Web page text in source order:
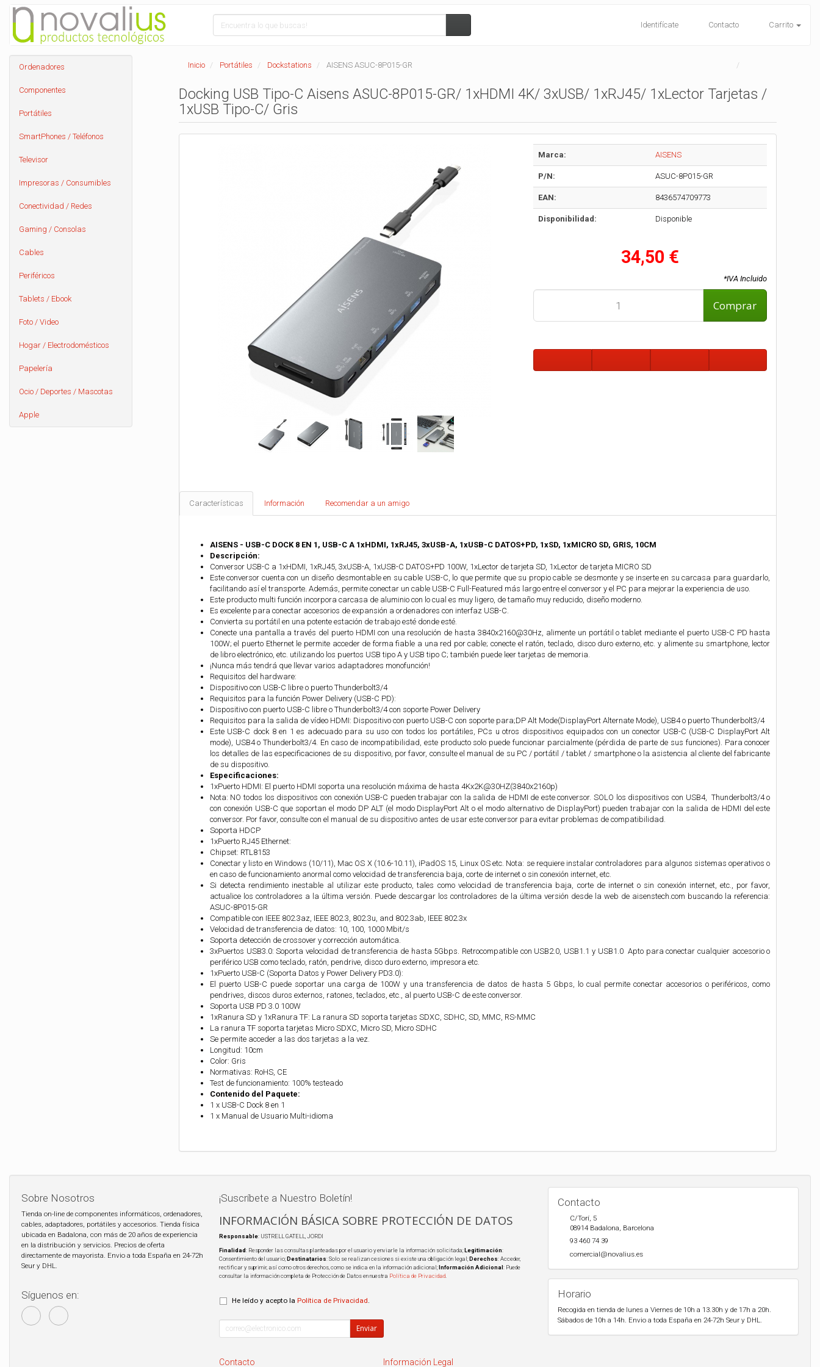
Identifícate Contacto Carrito
Ordenadores
Componentes
Portátiles
SmartPhones / Teléfonos
Televisor
Impresoras / Consumibles
Conectividad / Redes
Gaming / Consolas
Cables
Periféricos
Tablets / Ebook
Foto / Video
Hogar / Electrodomésticos
Papelería
Ocio / Deportes / Mascotas
Apple
Inicio Portátiles Dockstations AISENS ASUC-8P015-GR
Docking USB Tipo-C Aisens ASUC-8P015-GR/ 1xHDMI 4K/ 3xUSB/ 1xRJ45/ 1xLector Tarjetas /
1xUSB Tipo-C/ Gris
Marca: AISENS
P/N: ASUC-8P015-GR
EAN: 8436574709773
Disponibilidad: Disponible
34,50 €
*IVA Incluido
Comprar
Características Información Recomendar a un amigo
AISENS - USB-C DOCK 8 EN 1, USB-C A 1xHDMI, 1xRJ45, 3xUSB-A, 1xUSB-C DATOS+PD, 1xSD, 1xMICRO SD, GRIS, 10CM
Descripción:
Conversor USB-C a 1xHDMI, 1xRJ45, 3xUSB-A, 1xUSB-C DATOS+PD 100W, 1xLector de tarjeta SD, 1xLector de tarjeta MICRO SD
Este conversor cuenta con un diseño desmontable en su cable USB-C, lo que permite que su propio cable se desmonte y se inserte en su carcasa para guardarlo,
facilitando así el transporte. Además, permite conectar un cable USB-C Full-Featured más largo entre el conversor y el PC para mejorar la experiencia de uso.
Este producto multi función incorpora carcasa de aluminio con lo cual es muy ligero, de tamaño muy reducido, diseño moderno.
Es excelente para conectar accesorios de expansión a ordenadores con interfaz USB-C.
Convierta su portátil en una potente estación de trabajo esté donde esté.
Conecte una pantalla a través del puerto HDMI con una resolución de hasta 3840x2160@30Hz, alimente un portátil o tablet mediante el puerto USB-C PD hasta
100W; el puerto Ethernet le permite acceder de forma fiable a una red por cable; conecte el ratón, teclado, disco duro externo, etc. y alimente su smartphone, lector
de libro electrónico, etc. utilizando los puertos USB tipo A y USB tipo C; también puede leer tarjetas de memoria.
¡Nunca más tendrá que llevar varios adaptadores monofunción!
Requisitos del hardware:
Dispositivo con USB-C libre o puerto Thunderbolt3/4
Requisitos para la función Power Delivery (USB-C PD):
Dispositivo con puerto USB-C libre o Thunderbolt3/4 con soporte Power Delivery
Requisitos para la salida de vídeo HDMI: Dispositivo con puerto USB-C con soporte para;DP Alt Mode(DisplayPort Alternate Mode), USB4 o puerto Thunderbolt3/4
Este USB-C dock 8 en 1 es adecuado para su uso con todos los portátiles, PCs u otros dispositivos equipados con un conector USB-C (USB-C DisplayPort Alt
mode), USB4 o Thunderbolt3/4. En caso de incompatibilidad, este producto solo puede funcionar parcialmente (pérdida de parte de sus funciones). Para conocer
los detalles de las especificaciones de su dispositivo, por favor, consulte el manual de su PC / portátil / tablet / smartphone o la asistencia al cliente del fabricante
de su dispositivo.
Especificaciones:
1xPuerto HDMI: El puerto HDMI soporta una resolución máxima de hasta 4Kx2K@30HZ(3840x2160p)
Nota: NO todos los dispositivos con conexión USB-C pueden trabajar con la salida de HDMI de este conversor. SOLO los dispositivos con USB4, Thunderbolt3/4 o
con conexión USB-C que soportan el modo DP ALT (el modo DisplayPort Alt o el modo alternativo de DisplayPort) pueden trabajar con la salida de HDMI del este
conversor. Por favor, consulte con el manual de su dispositivo antes de usar este conversor para evitar problemas de compatibilidad.
Soporta HDCP
1xPuerto RJ45 Ethernet:
Chipset: RTL8153
Conectar y listo en Windows (10/11), Mac OS X (10.6-10.11), iPadOS 15, Linux OS etc. Nota: se requiere instalar controladores para algunos sistemas operativos o
en caso de funcionamiento anormal como velocidad de transferencia baja, corte de internet o sin conexión internet, etc.
Si detecta rendimiento inestable al utilizar este producto, tales como velocidad de transferencia baja, corte de internet o sin conexión internet, etc., por favor,
actualice los controladores a la última versión. Puede descargar los controladores de la última versión desde la web de aisenstech.com buscando la referencia:
ASUC-8P015-GR
Compatible con IEEE 802.3az, IEEE 802.3, 802.3u, and 802.3ab, IEEE 802.3x
Velocidad de transferencia de datos: 10, 100, 1000 Mbit/s
Soporta detección de crossover y corrección automática.
3xPuertos USB3.0: Soporta velocidad de transferencia de hasta 5Gbps. Retrocompatible con USB2.0, USB1.1 y USB1.0 Apto para conectar cualquier accesorio o
periférico USB como teclado, ratón, pendrive, disco duro externo, impresora etc.
1xPuerto USB-C (Soporta Datos y Power Delivery PD3.0):
El puerto USB-C puede soportar una carga de 100W y una transferencia de datos de hasta 5 Gbps, lo cual permite conectar accesorios o periféricos, como
pendrives, discos duros externos, ratones, teclados, etc., al puerto USB-C de este conversor.
Soporta USB PD 3.0 100W
1xRanura SD y 1xRanura TF: La ranura SD soporta tarjetas SDXC, SDHC, SD, MMC, RS-MMC
La ranura TF soporta tarjetas Micro SDXC, Micro SD, Micro SDHC
Se permite acceder a las dos tarjetas a la vez.
Longitud: 10cm
Color: Gris
Normativas: RoHS, CE
Test de funcionamiento: 100% testeado
Contenido del Paquete:
1 x USB-C Dock 8 en 1
1 x Manual de Usuario Multi-idioma
Sobre Nosotros
Tienda on-line de componentes informáticos, ordenadores,
cables, adaptadores, portátiles y accesorios. Tienda física
ubicada en Badalona, con más de 20 años de experiencia
en la distribución y servicios. Precios de oferta
directamente de mayorista. Envio a toda España en 24-72h
Seur y DHL.
Síguenos en:
¡Suscríbete a Nuestro Boletín!
INFORMACIÓN BÁSICA SOBRE PROTECCIÓN DE DATOS
Responsable: USTRELL GATELL, JORDI
Finalidad: Responder las consultas planteadas por el usuario y enviarle la información solicitada;Legitimación:
Consentimiento del usuario;Destinatarios: Solo se realizan cesiones si existe una obligación legal;Derechos: Acceder,
rectificar y suprimir, así como otros derechos, como se indica en la información adicional;Información Adicional: Puede
consultar la información completa de Protección de Datos en nuestra Política de Privacidad.
He leído y acepto la Política de Privacidad.
Enviar
Contacto Información Legal
Contacto
C/Torí, 5
08914 Badalona, Barcelona
93 460 74 39
comercial@novalius.es
Horario
Recogida en tienda de lunes a Viernes de 10h a 13.30h y de 17h a 20h.
Sábados de 10h a 14h. Envio a toda España en 24-72h Seur y DHL.